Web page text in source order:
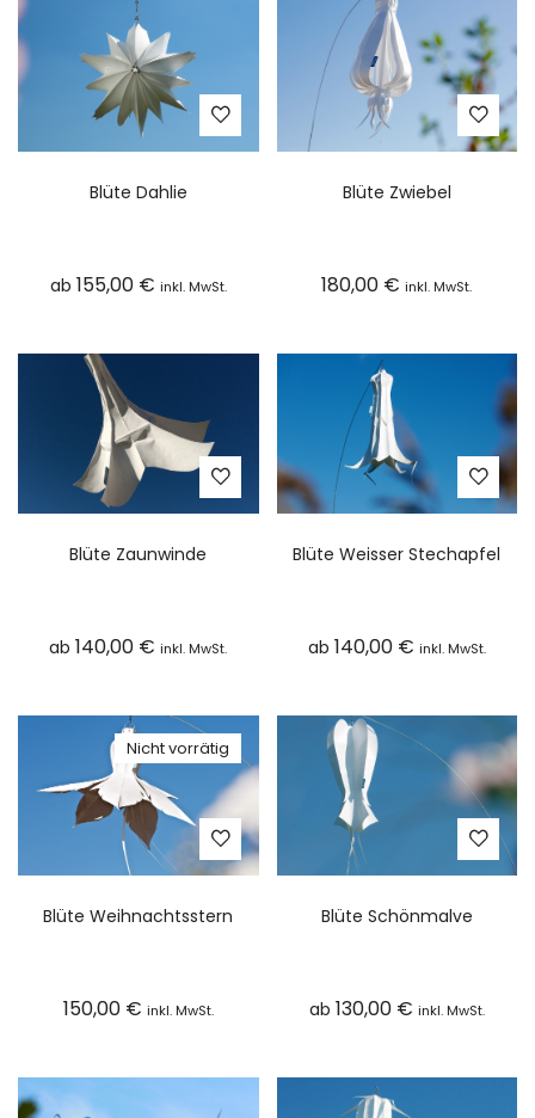
Blüte Dahlie
ab 155,00 € inkl. MwSt.
Blüte Zwiebel
180,00 € inkl. MwSt.
Blüte Zaunwinde
ab140,00 € inkl. MwSt.
Blüte Weisser Stechapfel
ab 140,00 € inkl. MwSt.
Nicht vorrätig
Blüte Weihnachtsstern
150,00 € inkl. MwSt.
Blüte Schönmalve
ab 130,00 € inkl. MwSt.